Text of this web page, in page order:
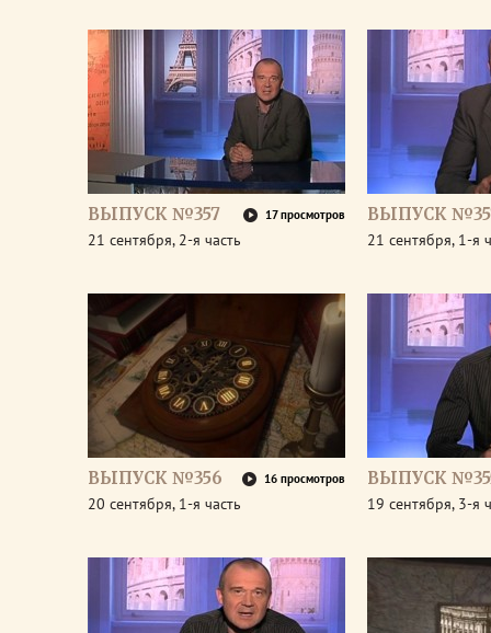
ВЫПУСК №357 17 просмотров
21 сентября, 2-я часть
ВЫПУСК
21 сентября, 1-я
ВЫПУСК №356 16 просмотров
20 сентября, 1-я часть
ВЫПУСК
19 сентября, 3-я